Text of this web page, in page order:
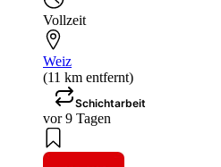
Vollzeit
Weiz
(11 km entfernt)
Schichtarbeit
vor 9 Tagen